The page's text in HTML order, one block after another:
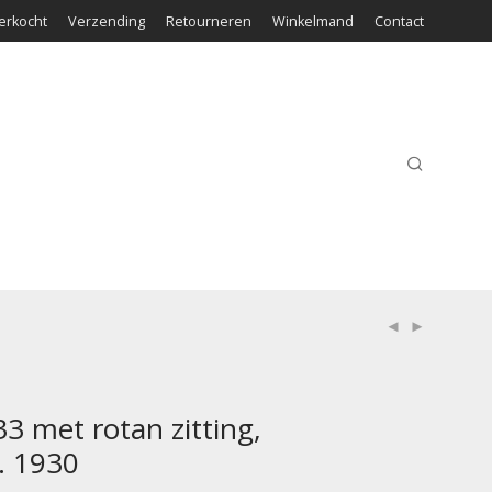
Verzending Retourneren Winkelmand Contact
met rotan zitting,
1930